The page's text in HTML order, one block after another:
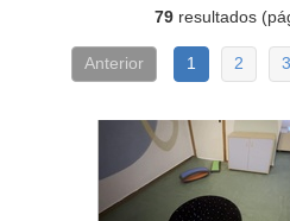
79 resultados
Anterior 1 2 3